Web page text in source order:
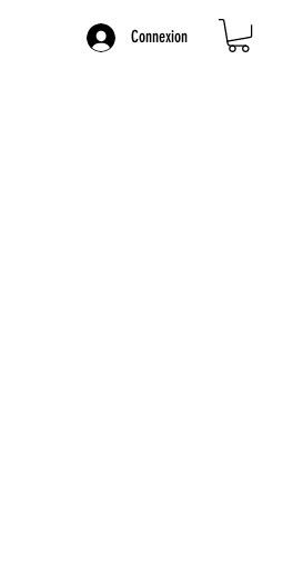
Connexion